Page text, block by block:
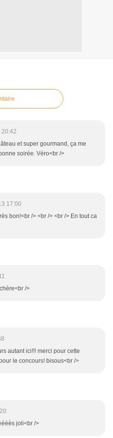
et super gourmand, ça me
soirée. Véro<br />
17:00
bon!<br /> <br /> <br /> En tout ca
/>
autant ici!!! merci pour cette
le concours! bisous<br />
joli<br />